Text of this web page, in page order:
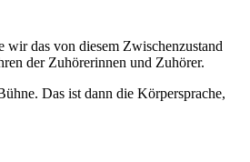
wir das von diesem Zwischenzustand
der Zuhörerinnen und Zuhörer.
Das ist dann die Körpersprache,